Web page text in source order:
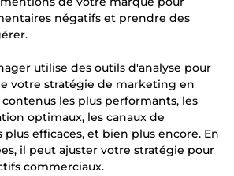
négatifs et prendre des
utilise des outils d'analyse pour
votre stratégie de marketing en
les plus performants, les
optimaux, les canaux de
efficaces, et bien plus encore. En
il peut ajuster votre stratégie pour
commerciaux.